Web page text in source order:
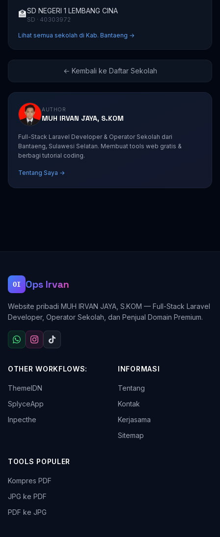
🏫SD NEGERI 1 LEMBANG CINA
SD · 40303972
Lihat semua sekolah di Kab. Bantaeng →
← Kembali ke Daftar Sekolah
AUTHOR
MUH IRVAN JAYA, S.KOM
Full-Stack Laravel Developer & Operator Sekolah dari
Bantaeng, Sulawesi Selatan. Membuat tools web gratis &
berbagi tutorial coding.
Tentang Saya →
OI Ops Irvan
Website pribadi MUH IRVAN JAYA, S.KOM — Full-Stack Laravel
Developer, Operator Sekolah, dan Penjual Domain Premium.
OTHER WORKFLOWS:
ThemeIDN
SplyceApp
Inpecthe
INFORMASI
Tentang
Kontak
Kerjasama
Sitemap
TOOLS POPULER
Kompres PDF
JPG ke PDF
PDF ke JPG